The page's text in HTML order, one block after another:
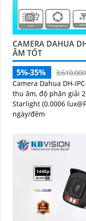
CAMERA DAHUA
ÂM TỐT
5%-35%
Camera Dahua DH-
thu âm, độ phân giải
Starlight (0.0006
ngày/đêm